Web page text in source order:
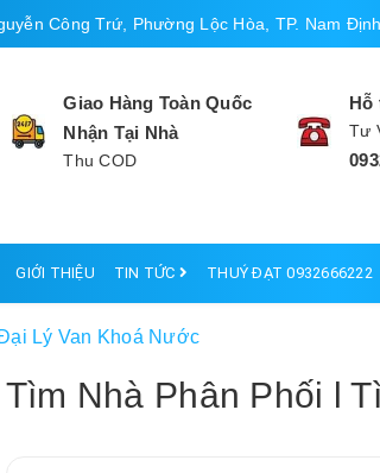
Công Trứ, Phường Lộc Hòa, TP. Nam Định
Giao Hàng Toàn Quốc
Nhận Tại Nhà
Thu COD
Hỗ
Tư
GIỚI THIỆU TIN TỨC THUÝ ĐẠT 0932666222
Lý Van Khoá Nước
Tìm Nhà Phân Phối l